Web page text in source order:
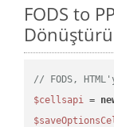
FODS to
// FODS,
$cellsapi =